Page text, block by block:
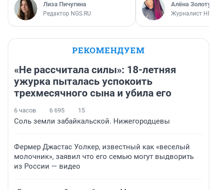
Лиза Пичугина
Редактор NGS.RU
Алёна
Журналист НГС
РЕКОМЕНДУЕМ
«Не рассчитала силы»: 18-летняя
ужурка пыталась успокоить
трехмесячного сына и убила его
6 часов 6 695 15
Соль земли забайкальской. Нижегородцевы
Фермер Джастас Уолкер, известный как «веселый
молочник», заявил что его семью могут выдворить
из России — видео